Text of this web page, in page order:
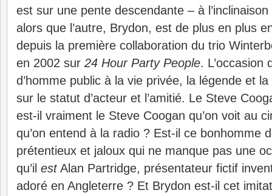
est sur une pente descendante – à
alors que l’autre, Brydon, est de plus en plus
depuis la première collaboration du trio
en 2002 sur 24 Hour Party People. L’occasion
d’homme public à la vie privée, la légende et
sur le statut d’acteur et l’amitié. Le Steve
est-il vraiment le Steve Coogan qu’on voit au
qu’on entend à la radio ? Est-il ce bonhomme
prétentieux et jaloux qui ne manque pas une
qu’il estAlan Partridge, présentateur fictif
adoré en Angleterre ? Et Brydon est-il cet